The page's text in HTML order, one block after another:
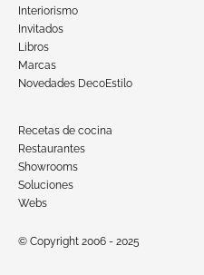
Interiorismo
Invitados
Libros
Marcas
Novedades DecoEstilo
Recetas de cocina
Restaurantes
Showrooms
Soluciones
Webs
© Copyright 2006 - 2025